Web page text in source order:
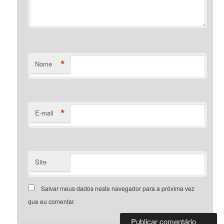
Nome *
E-mail *
Site
Salvar meus dados neste navegador para a próxima vez
que eu comentar.